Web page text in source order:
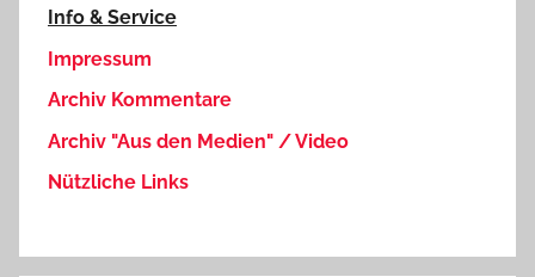
Info & Service
Impressum
Archiv Kommentare
Archiv "Aus den Medien" / Video
Nützliche Links